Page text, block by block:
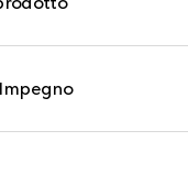
tutto il giorno. Acido